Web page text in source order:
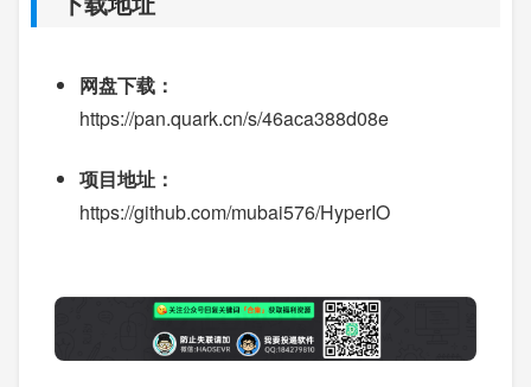
网盘下载：
https://pan.quark.cn/s/46aca388d08e
项目地址：
https://github.com/mubai576/HyperIO